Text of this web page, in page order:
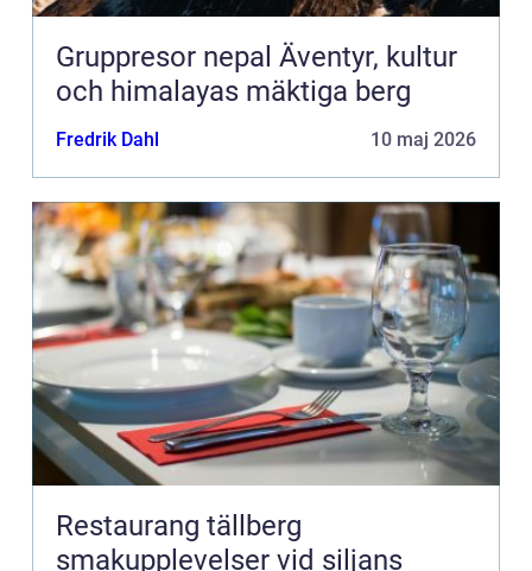
Gruppresor nepal Äventyr, kultur
och himalayas mäktiga berg
Fredrik Dahl 10 maj 2026
Restaurang tällberg
smakupplevelser vid siljans